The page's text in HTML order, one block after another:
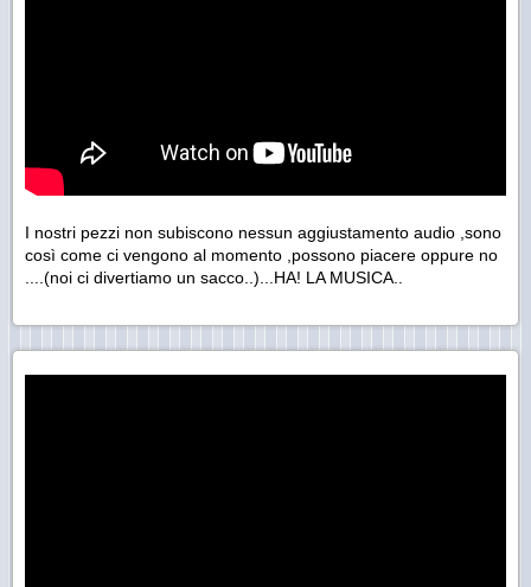
I nostri pezzi non subiscono nessun aggiustamento audio ,sono
così come ci vengono al momento ,possono piacere oppure no
....(noi ci divertiamo un sacco..)...HA! LA MUSICA..